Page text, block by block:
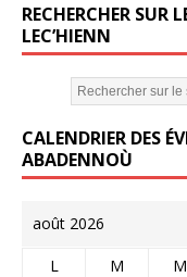
RECHERCHER SUR
LEC’HIENN
CALENDRIER DES
ABADENNOÙ
août 2026
L M M